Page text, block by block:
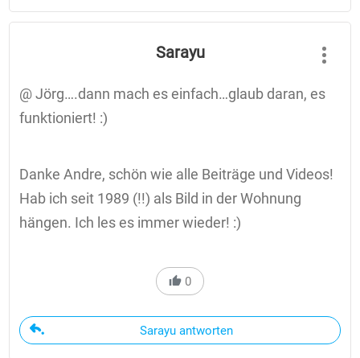
Sarayu
@ Jörg….dann mach es einfach…glaub daran, es
funktioniert! :)
Danke Andre, schön wie alle Beiträge und Videos!
Hab ich seit 1989 (!!) als Bild in der Wohnung
hängen. Ich les es immer wieder! :)
0
Sarayu antworten